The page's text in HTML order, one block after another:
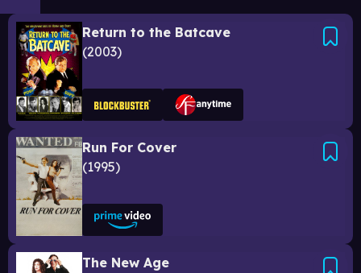
Return to the Batcave
2003
Run For Cover
1995
The New Age